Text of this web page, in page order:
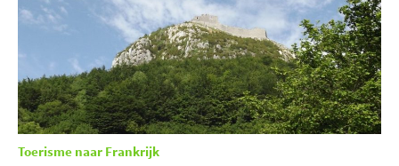
Toerisme naar Frankrijk